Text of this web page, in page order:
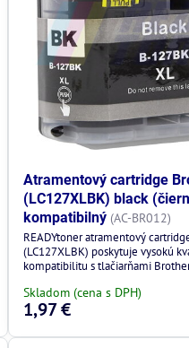
Atramentový cartridge
(LC127XLBK) black
kompatibilný (AC-BR012)
READYtoner atramentový
(LC127XLBK) poskytuje vysokú
kompatibilitu s tlačiarňami
Skladom (cena s DPH)
1,97 €